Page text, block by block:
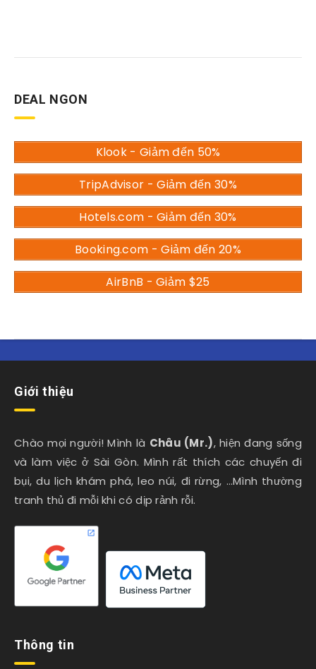
DEAL NGON
Klook - Giảm đến 50%
TripAdvisor - Giảm đến 30%
Hotels.com - Giảm đến 30%
Booking.com - Giảm đến 20%
AirBnB - Giảm $25
Giới thiệu
Chào mọi người! Mình là Châu (Mr.), hiện đang sống
và làm việc ở Sài Gòn. Mình rất thích các chuyến đi
bụi, du lịch khám phá, leo núi, đi rừng, …Mình thường
tranh thủ đi mỗi khi có dịp rảnh rỗi.
Thông tin